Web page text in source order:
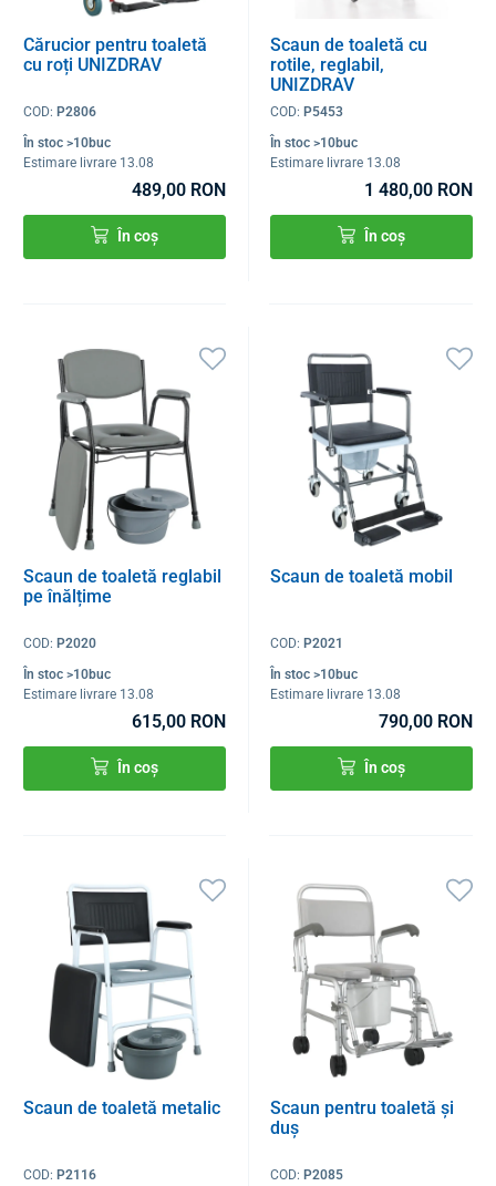
Cărucior pentru toaletă
cu roți UNIZDRAV
COD: P2806
În stoc >10buc
Estimare livrare 13.08
489,00 RON
În coș
Scaun de toaletă cu
rotile, reglabil,
UNIZDRAV
COD:P5453
În stoc >10buc
Estimare livrare 13.08
1 480,00 RON
În coș
Scaun de toaletă reglabil
pe înălțime
COD: P2020
În stoc >10buc
Estimare livrare 13.08
615,00 RON
În coș
Scaun de toaletă mobil
COD:P2021
În stoc >10buc
Estimare livrare 13.08
790,00 RON
În coș
Scaun de toaletă metalic
COD: P2116
Scaun pentru toaletă și
duș
COD:P2085